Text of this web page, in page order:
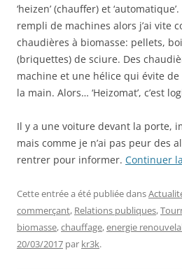
‘heizen’ (chauffer) et
rempli de machines alors j’ai vite
chaudières à biomasse: pellets,
(briquettes) de sciure. Des
machine et une hélice qui évite
la main. Alors… ‘Heizomat’, c’est
Il y a une voiture devant la porte,
mais comme je n’ai pas peur des
rentrer pour informer. Continuer
Cette entrée a été publiée dans
commerçant, Relations publiques,
biomasse,chauffage,energie
20/03/2017 par kr3k.